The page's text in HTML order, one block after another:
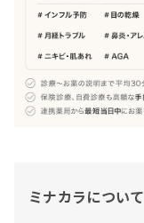
ミナカラについて